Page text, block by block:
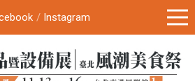
Instagram